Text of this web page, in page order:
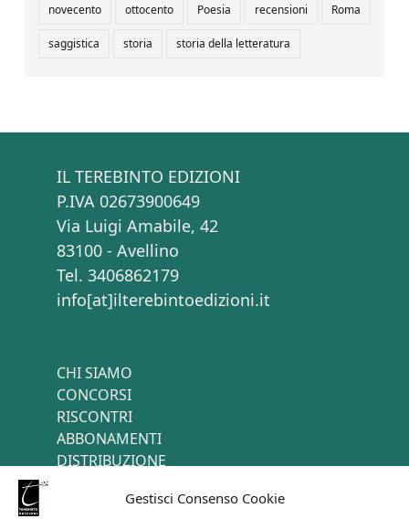
Gestisci Consenso Cookie
novecento ottocento Poesia recensioni Roma
saggistica storia storia della letteratura
IL TEREBINTO EDIZIONI
P.IVA 02673900649
Via Luigi Amabile, 42
83100 - Avellino
Tel. 3406862179
info[at]ilterebintoedizioni.it
CHI SIAMO
CONCORSI
RISCONTRI
ABBONAMENTI
DISTRIBUZIONE